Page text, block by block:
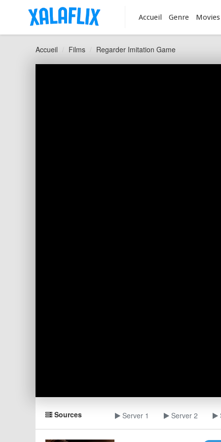
Accueil Genre Movies
Accueil Films Regarder Imitation Game
Sources Server 1 Server 2